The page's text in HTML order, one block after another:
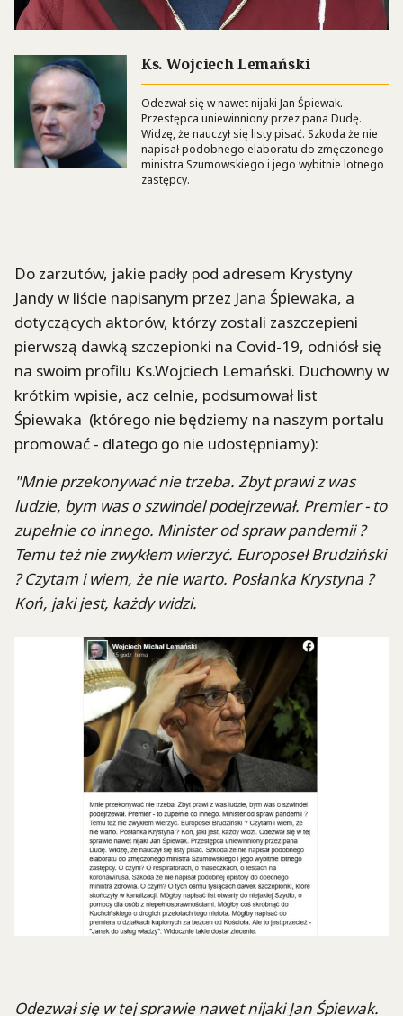
Ks. Wojciech Lemański
Odezwał się w nawet nijaki Jan Śpiewak.
Przestępca uniewinniony przez pana Dudę.
Widzę, że nauczył się listy pisać. Szkoda że nie
napisał podobnego elaboratu do zmęczonego
ministra Szumowskiego i jego wybitnie lotnego
zastępcy.
Do zarzutów, jakie padły pod adresem Krystyny
Jandy w liście napisanym przez Jana Śpiewaka, a
dotyczących aktorów, którzy zostali zaszczepieni
pierwszą dawką szczepionki na Covid-19, odniósł się
na swoim profilu Ks.Wojciech Lemański. Duchowny w
krótkim wpisie, acz celnie, podsumował list
Śpiewaka (którego nie będziemy na naszym portalu
promować - dlatego go nie udostępniamy):
"Mnie przekonywać nie trzeba. Zbyt prawi z was
ludzie, bym was o szwindel podejrzewał. Premier - to
zupełnie co innego. Minister od spraw pandemii ?
Temu też nie zwykłem wierzyć. Europoseł Brudziński
? Czytam i wiem, że nie warto. Posłanka Krystyna ?
Koń, jaki jest, każdy widzi.
Odezwał się w tej sprawie nawet nijaki Jan Śpiewak.